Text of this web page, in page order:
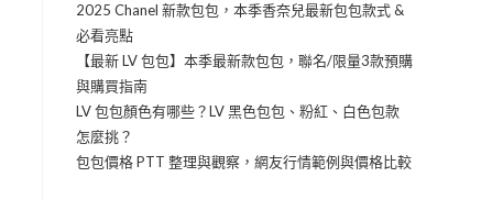
2025 Chanel 新款包包，本季香奈兒最新包包款式 &
必看亮點
【最新 LV 包包】本季最新款包包，聯名/限量3款預購
與購買指南
LV 包包顏色有哪些？LV 黑色包包、粉紅、白色包款
怎麼挑？
包包價格 PTT 整理與觀察，網友行情範例與價格比較